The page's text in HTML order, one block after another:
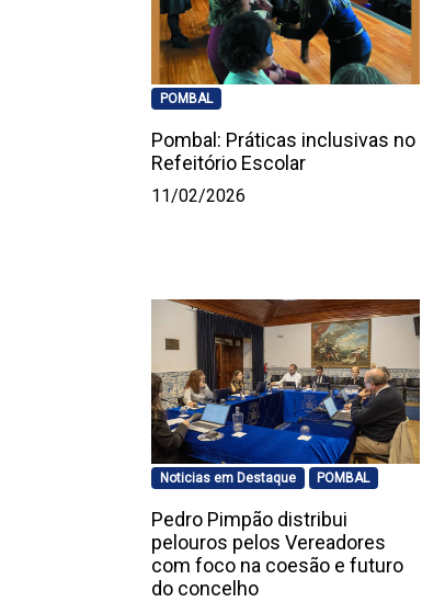
POMBAL
Pombal: Práticas inclusivas no
Refeitório Escolar
11/02/2026
Noticias em Destaque POMBAL
Pedro Pimpão distribui
pelouros pelos Vereadores
com foco na coesão e futuro
do concelho